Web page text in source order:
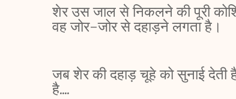
शेर उस जाल से निकलने की पूरी
वह जोर-जोर से दहाड़ने लगता है।
जब शेर की दहाड़ चूहे को सुनाई देती
है....